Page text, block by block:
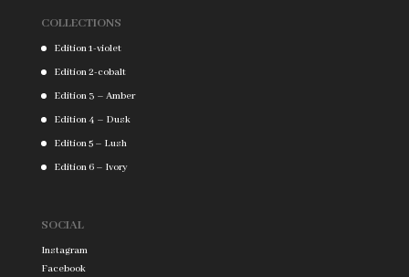
COLLECTIONS
Edition 1-violet
Edition 2-cobalt
Edition 3 – Amber
Edition 4 – Dusk
Edition 5 – Lush
Edition 6 – Ivory
SOCIAL
Instagram
Facebook